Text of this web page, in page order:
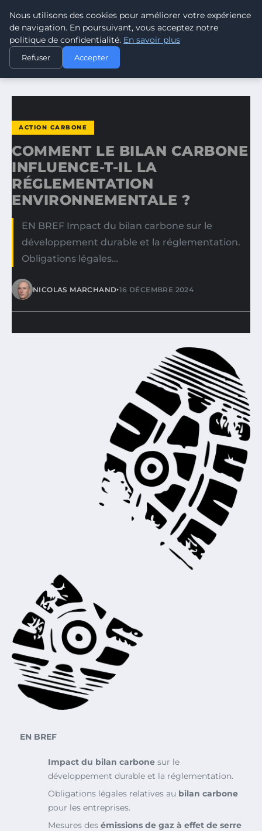
CLIMATE RESPONSE BLOG
ACCUEIL
ACTION CARBONE
COMMENT LE BILAN CARBONE INFLUENCE-T-IL LA…
ACTION CARBONE
COMMENT LE BILAN CARBONE
INFLUENCE-T-IL LA
RÉGLEMENTATION
ENVIRONNEMENTALE ?
EN BREF Impact du bilan carbone sur le
développement durable et la réglementation.
Obligations légales…
NICOLAS MARCHAND•16 DÉCEMBRE 2024
EN BREF
Impact du bilan carbone sur le
développement durable et la réglementation.
Obligations légales relatives au bilan carbone
pour les entreprises.
Mesures des émissions de gaz à effet de serre
Nous utilisons des cookies pour améliorer votre expérience
de navigation. En poursuivant, vous acceptez notre
politique de confidentialité. En savoir plus
Refuser Accepter